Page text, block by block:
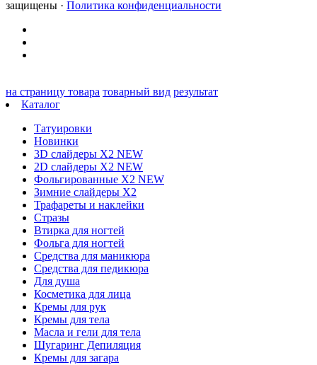
защищены · Политика конфиденциальности
на страницу товара товарный вид результат
Каталог
Татуировки
Новинки
3D слайдеры X2 NEW
2D слайдеры X2 NEW
Фольгированные X2 NEW
Зимние слайдеры Х2
Трафареты и наклейки
Стразы
Втирка для ногтей
Фольга для ногтей
Средства для маникюра
Средства для педикюра
Для душа
Косметика для лица
Кремы для рук
Кремы для тела
Масла и гели для тела
Шугаринг Депиляция
Кремы для загара